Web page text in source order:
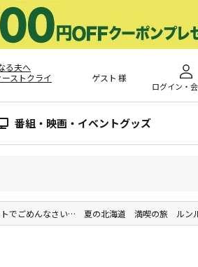
る夫へ
ーストクライ
ゲスト 様
ログイン・
番組・映画・イベントグッズ
トでごめんなさい… 夏の北海道 満喫の旅 ルン